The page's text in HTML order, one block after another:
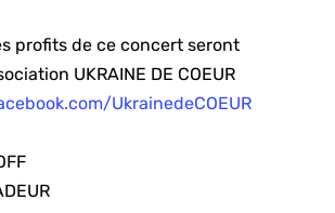
profits de ce concert seront
UKRAINE DE COEUR
UkrainedeCOEUR